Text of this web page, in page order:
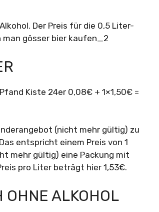
Der Preis für die 0,5 Liter-
Kiste 24er 0,08€ + 1×1,50€ =
(nicht mehr gültig) zu
entspricht einem Preis von 1
mehr gültig) eine Packung mit
pro Liter beträgt hier 1,53€.
OHNE ALKOHOL